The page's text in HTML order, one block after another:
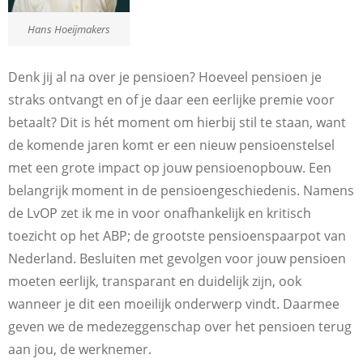
Hans Hoeijmakers
Denk jij al na over je pensioen? Hoeveel pensioen je
straks ontvangt en of je daar een eerlijke premie voor
betaalt? Dit is hét moment om hierbij stil te staan, want
de komende jaren komt er een nieuw pensioenstelsel
met een grote impact op jouw pensioenopbouw. Een
belangrijk moment in de pensioengeschiedenis. Namens
de LvOP zet ik me in voor onafhankelijk en kritisch
toezicht op het ABP; de grootste pensioenspaarpot van
Nederland. Besluiten met gevolgen voor jouw pensioen
moeten eerlijk, transparant en duidelijk zijn, ook
wanneer je dit een moeilijk onderwerp vindt. Daarmee
geven we de medezeggenschap over het pensioen terug
aan jou, de werknemer.